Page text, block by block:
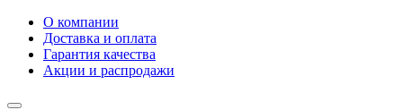
О компании
Доставка и оплата
Гарантия качества
Акции и распродажи